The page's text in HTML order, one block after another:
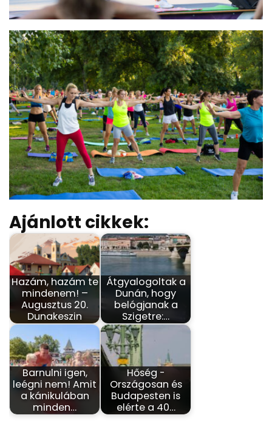
Ajánlott cikkek:
Hazám, hazám te
mindenem! –
Augusztus 20.
Dunakeszin
Átgyalogoltak a
Dunán, hogy
belógjanak a
Szigetre:…
Barnulni igen,
leégni nem! Amit
a kánikulában
minden…
Hőség -
Országosan és
Budapesten is
elérte a 40…